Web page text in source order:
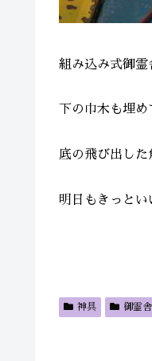
組み込み式御霊
下の巾木も埋
底の飛び出した
明日もきっとい
神具 御霊舎